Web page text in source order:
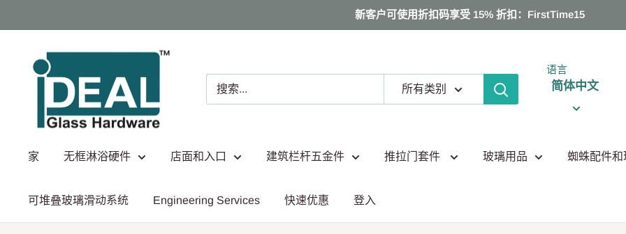
至
新客户可使用折扣码享受 15% 折扣：FirstTime15
Ideal
Glass
Hardware
Canada
所有类别
语言
简体中文
家 无框淋浴硬件 店面和入口 建筑栏杆五金件 推拉门套件 玻璃用品 蜘蛛配件
可堆叠玻璃滑动系统 Engineering Services 快速优惠 登入